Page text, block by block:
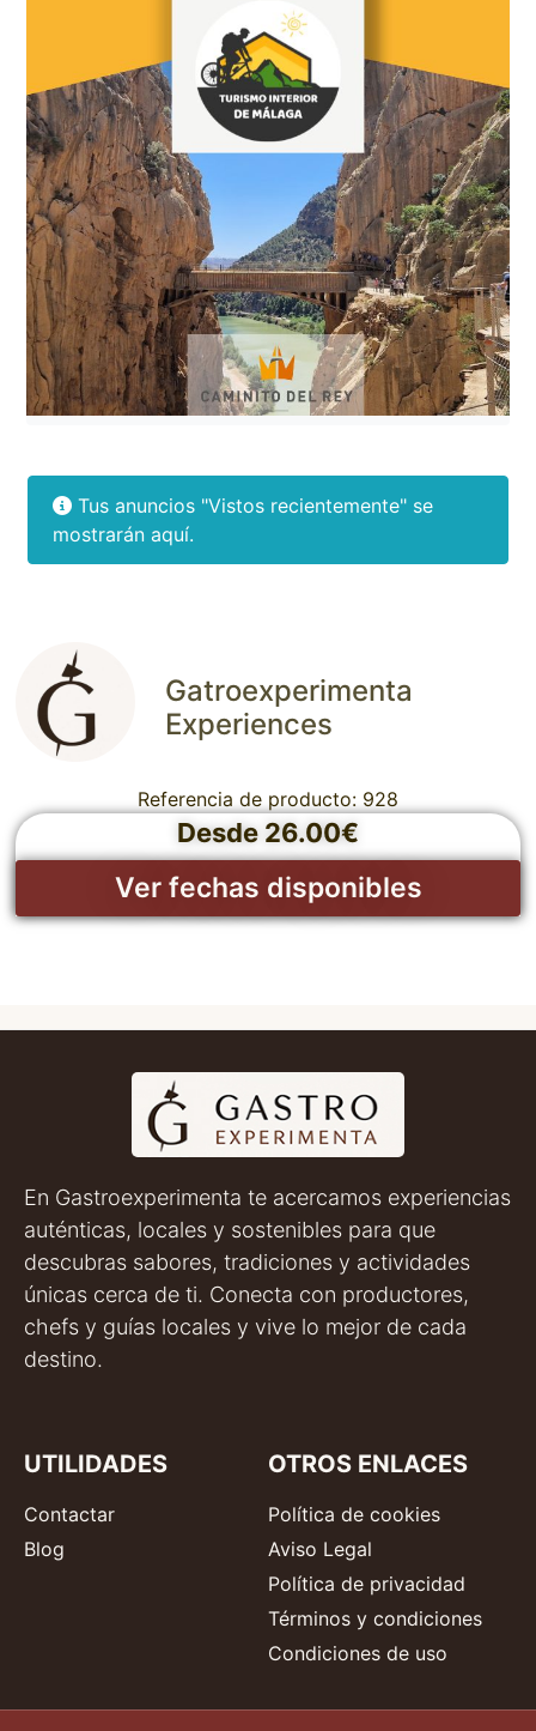
Tus anuncios "Vistos recientemente" se
mostrarán aquí.
Desde 26.00€
Ver fechas disponibles
Gatroexperimenta
Experiences
Referencia de producto: 928
En Gastroexperimenta te acercamos experiencias
auténticas, locales y sostenibles para que
descubras sabores, tradiciones y actividades
únicas cerca de ti. Conecta con productores,
chefs y guías locales y vive lo mejor de cada
destino.
UTILIDADES
Contactar
Blog
OTROS ENLACES
Política de cookies
Aviso Legal
Política de privacidad
Términos y condiciones
Condiciones de uso